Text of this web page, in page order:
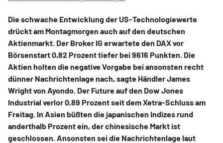
Die schwache Entwicklung der US-Technologiewerte
drückt am Montagmorgen auch auf den deutschen
Aktienmarkt. Der Broker IG erwartete den DAX vor
Börsenstart 0,82 Prozent tiefer bei 9616 Punkten. Die
Aktien holten die negative Vorgabe bei ansonsten recht
dünner Nachrichtenlage nach, sagte Händler James
Wright von Ayondo. Der Future auf den Dow Jones
Industrial verlor 0,89 Prozent seit dem Xetra-Schluss am
Freitag. In Asien büßten die japanischen Indizes rund
anderthalb Prozent ein, der chinesische Markt ist
geschlossen. Ansonsten sei die Nachrichtenlage laut